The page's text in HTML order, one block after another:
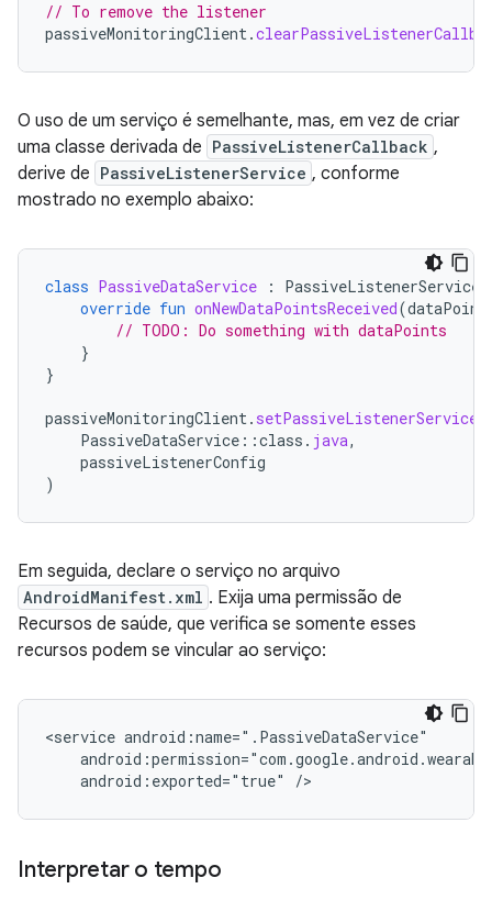
// To remove the listener
passiveMonitoringClient.
O uso de um serviço é semelhante, mas, em vez de criar
uma classe derivada de PassiveListenerCallback ,
derive de PassiveListenerService , conforme
mostrado no exemplo abaixo:
class PassiveDataService : PassiveListenerService
override fun onNewDataPointsReceived(
// TODO: Do something with dataPoints
}
}
passiveMonitoringClient.
PassiveDataService ::class . java,
passiveListenerConfig
)
Em seguida, declare o serviço no arquivo
AndroidManifest.xml . Exija uma permissão de
Recursos de saúde, que verifica se somente esses
recursos podem se vincular ao serviço:
<service
android:exported="true"
Interpretar o tempo